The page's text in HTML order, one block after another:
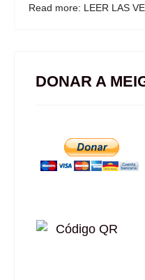
Read more: LEER LAS
DONAR A